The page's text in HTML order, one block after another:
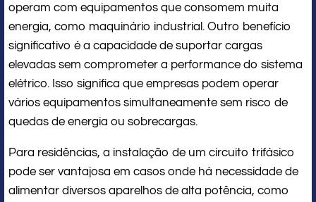
operam com equipamentos que consomem muita
energia, como maquinário industrial. Outro benefício
significativo é a capacidade de suportar cargas
elevadas sem comprometer a performance do sistema
elétrico. Isso significa que empresas podem operar
vários equipamentos simultaneamente sem risco de
quedas de energia ou sobrecargas.
Para residências, a instalação de um circuito trifásico
pode ser vantajosa em casos onde há necessidade de
alimentar diversos aparelhos de alta potência, como